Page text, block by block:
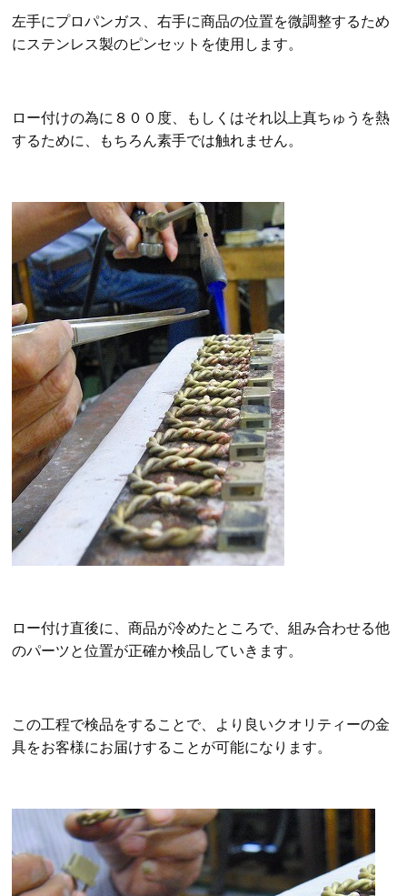
左手にプロパンガス、右手に商品の位置を微調整するため
にステンレス製のピンセットを使用します。
ロー付けの為に８００度、もしくはそれ以上真ちゅうを熱
するために、もちろん素手では触れません。
ロー付け直後に、商品が冷めたところで、組み合わせる他
のパーツと位置が正確か検品していきます。
この工程で検品をすることで、より良いクオリティーの金
具をお客様にお届けすることが可能になります。